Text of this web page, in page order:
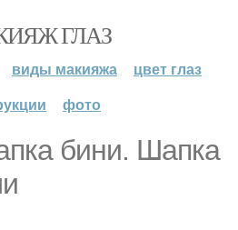
ГЛАЗ
виды макияжа
цвет глаз
фото
бини. Шапка